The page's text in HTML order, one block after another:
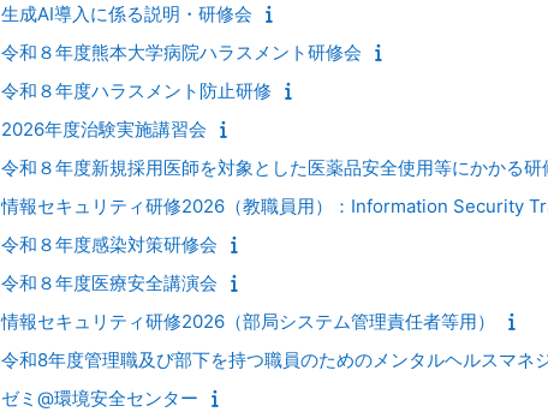
生成AI導入に係る説明・研修会
令和８年度熊本大学病院ハラスメント研修会
令和８年度ハラスメント防止研修
2026年度治験実施講習会
令和８年度新規採用医師を対象とした医薬品安全使用等にかかる研
情報セキュリティ研修2026（教職員用）：Information Security
令和８年度感染対策研修会
令和８年度医療安全講演会
情報セキュリティ研修2026（部局システム管理責任者等用）
令和8年度管理職及び部下を持つ職員のためのメンタルヘルスマネ
ゼミ@環境安全センター